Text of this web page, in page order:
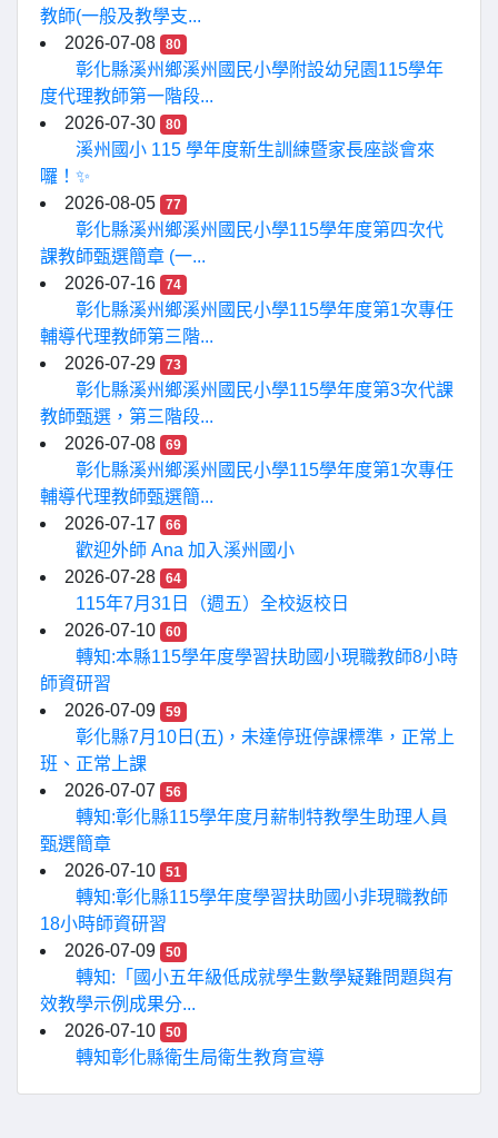
教師(一般及教學支...
2026-07-08
80
彰化縣溪州鄉溪州國民小學附設幼兒園115學年
度代理教師第一階段...
2026-07-30
80
溪州國小 115 學年度新生訓練暨家長座談會來
囉！✨
2026-08-05
77
彰化縣溪州鄉溪州國民小學115學年度第四次代
課教師甄選簡章 (一...
2026-07-16
74
彰化縣溪州鄉溪州國民小學115學年度第1次專任
輔導代理教師第三階...
2026-07-29
73
彰化縣溪州鄉溪州國民小學115學年度第3次代課
教師甄選，第三階段...
2026-07-08
69
彰化縣溪州鄉溪州國民小學115學年度第1次專任
輔導代理教師甄選簡...
2026-07-17
66
歡迎外師 Ana 加入溪州國小
2026-07-28
64
115年7月31日（週五）全校返校日
2026-07-10
60
轉知:本縣115學年度學習扶助國小現職教師8小時
師資研習
2026-07-09
59
彰化縣7月10日(五)，未達停班停課標準，正常上
班、正常上課
2026-07-07
56
轉知:彰化縣115學年度月薪制特教學生助理人員
甄選簡章
2026-07-10
51
轉知:彰化縣115學年度學習扶助國小非現職教師
18小時師資研習
2026-07-09
50
轉知:「國小五年級低成就學生數學疑難問題與有
效教學示例成果分...
2026-07-10
50
轉知彰化縣衛生局衛生教育宣導